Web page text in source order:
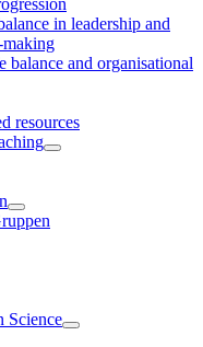
in leadership and
making
balance and organisational
resources
Science